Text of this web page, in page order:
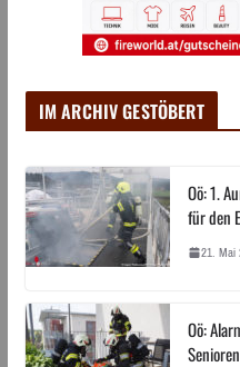
IM ARCHIV GESTÖBERT
Oö: 1.
für den
21. Mai
Oö: